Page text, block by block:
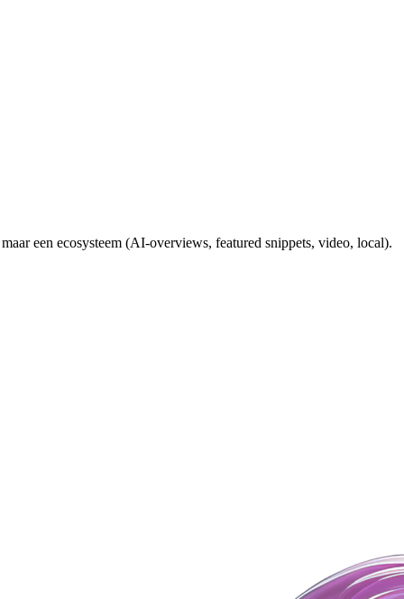
een ecosysteem (AI-overviews, featured snippets, video, local).